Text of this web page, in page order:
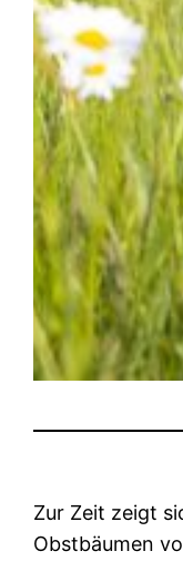
Zur Zeit zeigt
Obstbäumen